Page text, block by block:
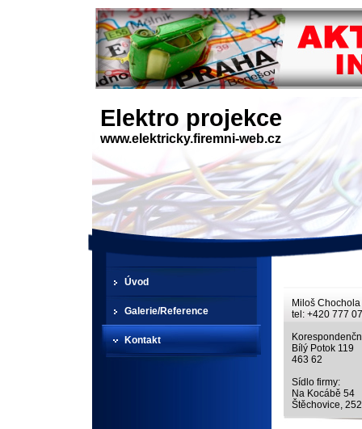
Elektro projekce
www.elektricky.firemni-web.cz
Miloš Chochola
tel: +420 777
Bílý Potok 119
463 62
Sídlo firmy:
Na Kocábě 54
Štěchovice,
Úvod
Galerie/Reference
Kontakt